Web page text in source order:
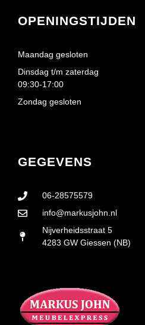
GEGEVENS
06-28575579
info@markusjohn.nl
Nijverheidsstraat 5
4283 GW Giessen (NB)
OPENINGSTIJDEN
Maandag gesloten
Dinsdag t/m zaterdag
09:30-17:00
Zondag gesloten